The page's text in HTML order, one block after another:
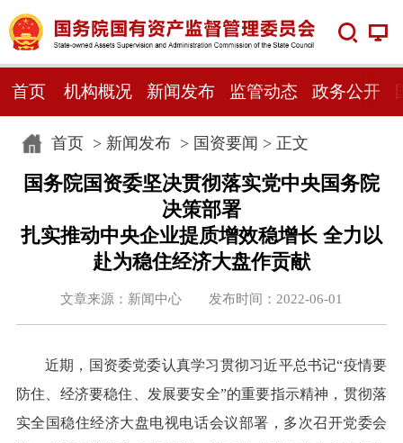
首页 机构概况 新闻发布 监管动态 政务公开
首页> 新闻发布> 国资要闻 > 正文
国务院国资委坚决贯彻落实党中央国务院
决策部署
扎实推动中央企业提质增效稳增长 全力以
赴为稳住经济大盘作贡献
文章来源：新闻中心 发布时间：2022-06-01
近期，国资委党委认真学习贯彻习近平总书记“疫情要
防住、经济要稳住、发展要安全”的重要指示精神，贯彻落
实全国稳住经济大盘电视电话会议部署，多次召开党委会